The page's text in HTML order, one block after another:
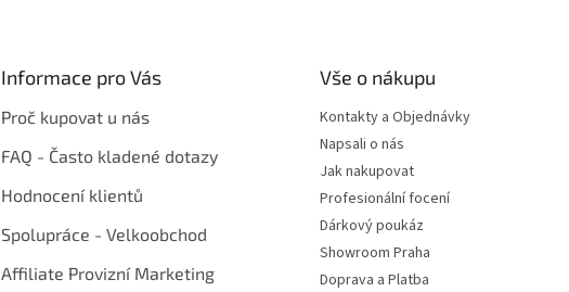
Informace pro Vás
Proč kupovat u nás
FAQ - Často kladené dotazy
Hodnocení klientů
Spolupráce - Velkoobchod
Affiliate Provizní Marketing
Vše o nákupu
Kontakty a Objednávky
Napsali o nás
Jak nakupovat
Profesionální focení
Dárkový poukáz
Showroom Praha
Doprava a Platba